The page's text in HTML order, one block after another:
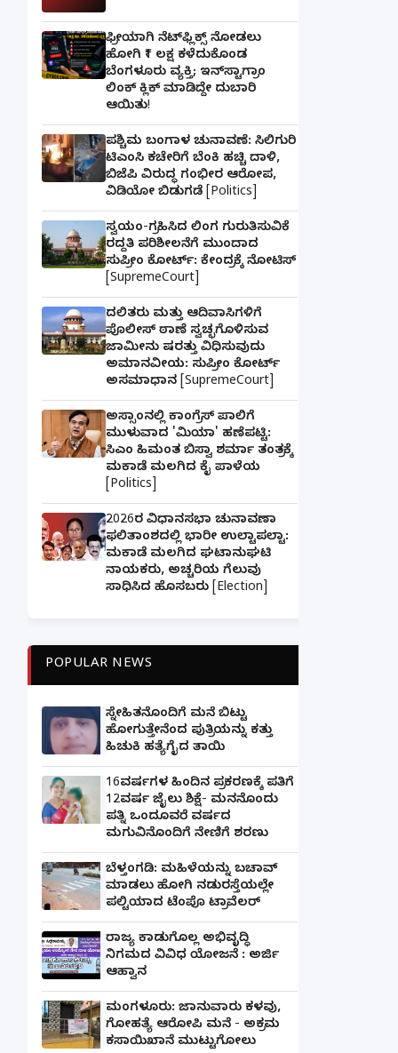
ಫ್ರೀಯಾಗಿ ನೆಟ್‌ಫ್ಲಿಕ್ಸ್ ನೋಡಲು
ಹೋಗಿ ₹1 ಲಕ್ಷ ಕಳೆದುಕೊಂಡ
ಬೆಂಗಳೂರು ವ್ಯಕ್ತಿ; ಇನ್‌ಸ್ಟಾಗ್ರಾಂ
ಲಿಂಕ್ ಕ್ಲಿಕ್ ಮಾಡಿದ್ದೇ ದುಬಾರಿ
ಆಯಿತು!
ಪಶ್ಚಿಮ ಬಂಗಾಳ ಚುನಾವಣೆ: ಸಿಲಿಗುರಿ
ಟಿಎಂಸಿ ಕಚೇರಿಗೆ ಬೆಂಕಿ ಹಚ್ಚಿ ದಾಳಿ,
ಬಿಜೆಪಿ ವಿರುದ್ಧ ಗಂಭೀರ ಆರೋಪ,
ವಿಡಿಯೋ ಬಿಡುಗಡೆ [Politics]
ಸ್ವಯಂ-ಗ್ರಹಿಸಿದ ಲಿಂಗ ಗುರುತಿಸುವಿಕೆ
ರದ್ದತಿ ಪರಿಶೀಲನೆಗೆ ಮುಂದಾದ
ಸುಪ್ರೀಂ ಕೋರ್ಟ್: ಕೇಂದ್ರಕ್ಕೆ ನೋಟಿಸ್
[SupremeCourt]
ದಲಿತರು ಮತ್ತು ಆದಿವಾಸಿಗಳಿಗೆ
ಪೊಲೀಸ್ ಠಾಣೆ ಸ್ವಚ್ಛಗೊಳಿಸುವ
ಜಾಮೀನು ಷರತ್ತು ವಿಧಿಸುವುದು
ಅಮಾನವೀಯ: ಸುಪ್ರೀಂ ಕೋರ್ಟ್
ಅಸಮಾಧಾನ [SupremeCourt]
ಅಸ್ಸಾಂನಲ್ಲಿ ಕಾಂಗ್ರೆಸ್ ಪಾಲಿಗೆ
ಮುಳುವಾದ 'ಮಿಯಾ' ಹಣೆಪಟ್ಟಿ:
ಸಿಎಂ ಹಿಮಂತ ಬಿಸ್ವಾ ಶರ್ಮಾ ತಂತ್ರಕ್ಕೆ
ಮಕಾಡೆ ಮಲಗಿದ ಕೈ ಪಾಳೆಯ
[Politics]
2026ರ ವಿಧಾನಸಭಾ ಚುನಾವಣಾ
ಫಲಿತಾಂಶದಲ್ಲಿ ಭಾರೀ ಉಲ್ಟಾಪಲ್ಟಾ:
ಮಕಾಡೆ ಮಲಗಿದ ಘಟಾನುಘಟಿ
ನಾಯಕರು, ಅಚ್ಚರಿಯ ಗೆಲುವು
ಸಾಧಿಸಿದ ಹೊಸಬರು [Election]
POPULAR NEWS
ಸ್ನೇಹಿತನೊಂದಿಗೆ ಮನೆ ಬಿಟ್ಟು
ಹೋಗುತ್ತೇನೆಂದ ಪುತ್ರಿಯನ್ನು ಕತ್ತು
ಹಿಚುಕಿ ಹತ್ಯೆಗೈದ ತಾಯಿ
16ವರ್ಷಗಳ ಹಿಂದಿನ ಪ್ರಕರಣಕ್ಕೆ ಪತಿಗೆ
12ವರ್ಷ ಜೈಲು ಶಿಕ್ಷೆ- ಮನನೊಂದು
ಪತ್ನಿ ಒಂದೂವರೆ ವರ್ಷದ
ಮಗುವಿನೊಂದಿಗೆ ನೇಣಿಗೆ ಶರಣು
ಬೆಳ್ತಂಗಡಿ: ಮಹಿಳೆಯನ್ನು ಬಚಾವ್
ಮಾಡಲು ಹೋಗಿ ನಡುರಸ್ತೆಯಲ್ಲೇ
ಪಲ್ಟಿಯಾದ ಟೆಂಪೊ ಟ್ರಾವೆಲರ್
ರಾಜ್ಯ ಕಾಡುಗೊಲ್ಲ ಅಭಿವೃದ್ಧಿ
ನಿಗಮದ ವಿವಿಧ ಯೋಜನೆ : ಅರ್ಜಿ
ಆಹ್ವಾನ
ಮಂಗಳೂರು: ಜಾನುವಾರು ಕಳವು,
ಗೋಹತ್ಯೆ ಆರೋಪಿ ಮನೆ - ಅಕ್ರಮ
ಕಸಾಯಿಖಾನೆ ಮುಟ್ಟುಗೋಲು